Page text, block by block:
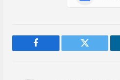
Facebook Twitter